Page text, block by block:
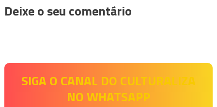
Deixe o seu comentário
SIGA O CANAL DO CULTURALIZA
NO WHATSAPP